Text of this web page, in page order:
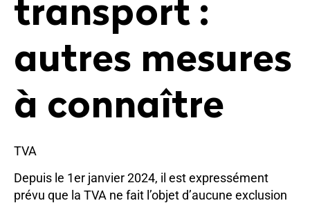
transport :
autres mesures
à connaître
TVA
Depuis le 1er janvier 2024, il est expressément
prévu que la TVA ne fait l’objet d’aucune exclusion